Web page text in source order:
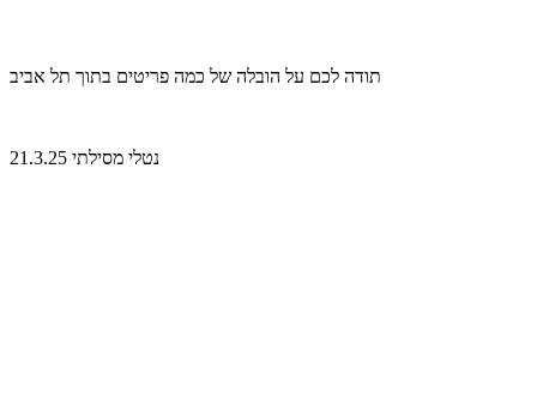
תודה לכם על הובלה של כמה פריטים בתוך תל אביב
נטלי מסילתי 21.3.25